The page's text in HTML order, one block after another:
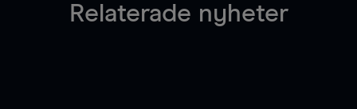
Relaterade nyheter